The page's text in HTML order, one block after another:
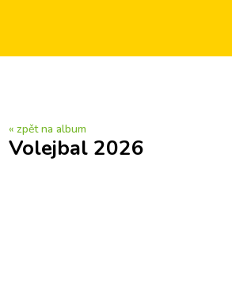
« zpět na album
Volejbal 2026